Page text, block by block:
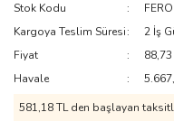
Stok Kodu
Kargoya Teslim Süresi
2 İş
Fiyat
Havale
581,18 TL den başlayan